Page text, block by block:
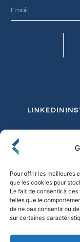
Pour offrir les meilleures
que les cookies pour
Le fait de consentir à
telles que le
de ne pas consentir ou
sur certaines
LINKEDIN
Politique de
© 2026